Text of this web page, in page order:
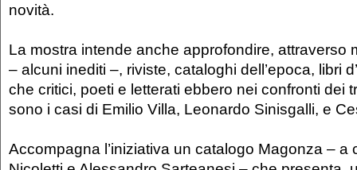
novità.
La mostra intende anche approfondire, attraverso
– alcuni inediti –, riviste, cataloghi dell’epoca, libri
che critici, poeti e letterati ebbero nei confronti dei
sono i casi di Emilio Villa, Leonardo Sinisgalli, e
Accompagna l’iniziativa un catalogo Magonza – a